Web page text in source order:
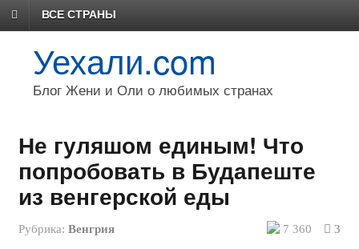
ВСЕ СТРАНЫ
Уехали.com
Блог Жени и Оли о любимых странах
Не гуляшом единым! Что
попробовать в Будапеште
из венгерской еды
Рубрика: Венгрия 7 360 3